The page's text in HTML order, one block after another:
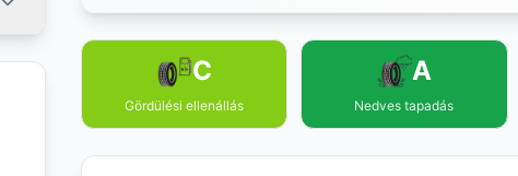
C
Gördülési ellenállás
A
Nedves tapadás